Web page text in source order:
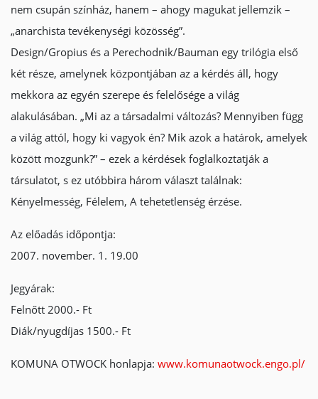
nem csupán színház, hanem – ahogy magukat jellemzik –
„anarchista tevékenységi közösség”.
Design/Gropius és a Perechodnik/Bauman egy trilógia első
két része, amelynek központjában az a kérdés áll, hogy
mekkora az egyén szerepe és felelősége a világ
alakulásában. „Mi az a társadalmi változás? Mennyiben függ
a világ attól, hogy ki vagyok én? Mik azok a határok, amelyek
között mozgunk?” – ezek a kérdések foglalkoztatják a
társulatot, s ez utóbbira három választ találnak:
Kényelmesség, Félelem, A tehetetlenség érzése.
Az előadás időpontja:
2007. november. 1. 19.00
Jegyárak:
Felnőtt 2000.- Ft
Diák/nyugdíjas 1500.- Ft
KOMUNA OTWOCK honlapja: www.komunaotwock.engo.pl/